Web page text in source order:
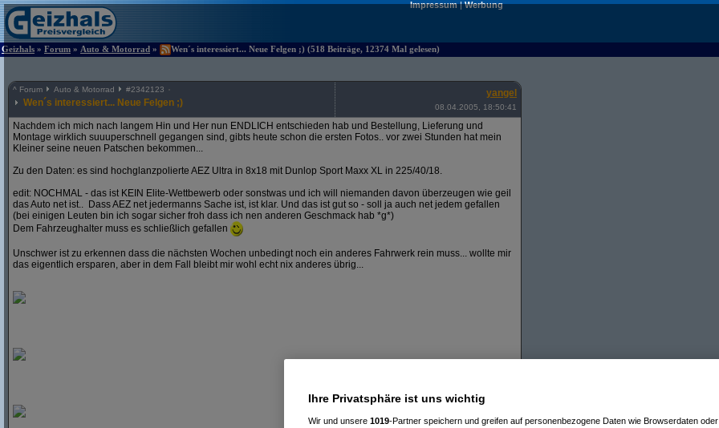
Impressum|Werbung
Geizhals » Forum » Auto & Motorrad » Wen´s interessiert... Neue Felgen ;) (518 Beiträge, 12374 Mal gelesen)
^ Forum Auto & Motorrad #2342123
Wen´s interessiert... Neue Felgen ;)
yangel
08.04.2005, 18:50:41
Nachdem ich mich nach langem Hin und Her nun ENDLICH entschieden hab und Bestellung, Lieferung und
Montage wirklich suuuperschnell gegangen sind, gibts heute schon die ersten Fotos.. vor zwei Stunden hat mein
Kleiner seine neuen Patschen bekommen...
Zu den Daten: es sind hochglanzpolierte AEZ Ultra in 8x18 mit Dunlop Sport Maxx XL in 225/40/18.
edit: NOCHMAL - das ist KEIN Elite-Wettbewerb oder sonstwas und ich will niemanden davon überzeugen wie geil
das Auto net ist.. Dass AEZ net jedermanns Sache ist, ist klar. Und das ist gut so - soll ja auch net jedem gefallen
(bei einigen Leuten bin ich sogar sicher froh dass ich nen anderen Geschmack hab *g*)
Dem Fahrzeughalter muss es schließlich gefallen
Unschwer ist zu erkennen dass die nächsten Wochen unbedingt noch ein anderes Fahrwerk rein muss... wollte mir
das eigentlich ersparen, aber in dem Fall bleibt mir wohl echt nix anderes übrig...
Ihre Privatsphäre ist uns wichtig
Wir und unsere 1019-Partner speichern und greifen auf personenbezogene Daten wie Browserdaten